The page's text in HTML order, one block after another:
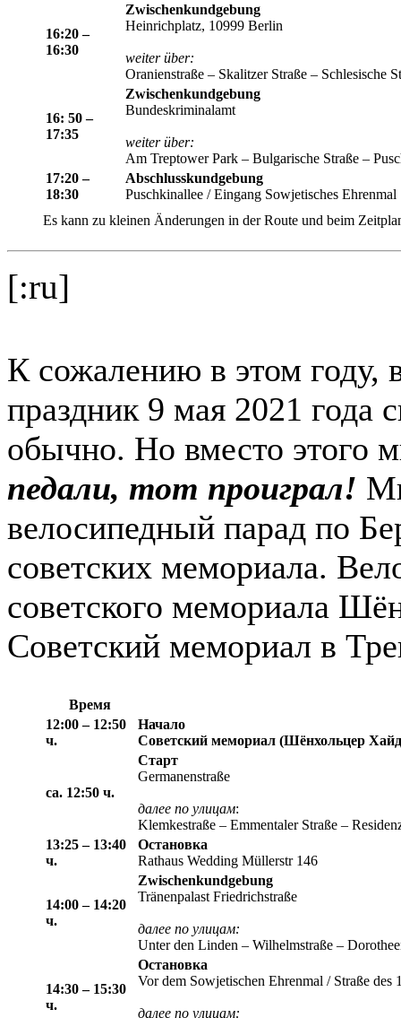
16:20 –
16:30
Zwischenkundgebung
Heinrichplatz, 10999 Berlin
weiter über:
Oranienstraße – Skalitzer Straße – Schlesische
16: 50 –
17:35
Zwischenkundgebung
Bundeskriminalamt
weiter über:
Am Treptower Park – Bulgarische Straße –
17:20 –
18:30
Abschlusskundgebung
Puschkinallee / Eingang Sowjetisches Ehrenmal
Es kann zu kleinen Änderungen in der Route und beim
[:ru]
К сожалению в этом году,
праздник 9 мая 2021 года
обычно. Но вместо этого
педали, тот проиграл!
велосипедный парад по
советских мемориала.
советского мемориала
Советский мемориал в
Время
12:00 – 12:50
ч.
Начало
Советский мемориал (Шёнхольцер
ca. 12:50 ч.
Старт
Germanenstraße
далее по улицам:
Klemkestraße – Emmentaler Straße –
13:25 – 13:40
ч.
Остановка
Rathaus Wedding Müllerstr 146
14:00 – 14:20
ч.
Zwischenkundgebung
Tränenpalast Friedrichstraße
далее по улицам:
Unter den Linden – Wilhelmstraße –
14:30 – 15:30
ч.
Остановка
Vor dem Sowjetischen Ehrenmal / Straße des
далее по улицам: